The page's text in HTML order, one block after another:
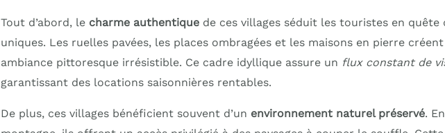
Tout d’abord, le charme authentiquede ces villages séduit les touristes en quête
uniques. Les ruelles pavées, les places ombragées et les maisons en pierre
ambiance pittoresque irrésistible. Ce cadre idyllique assure un flux constant de
garantissant des locations saisonnières rentables.
De plus, ces villages bénéficient souvent d’un environnement naturel préservé.